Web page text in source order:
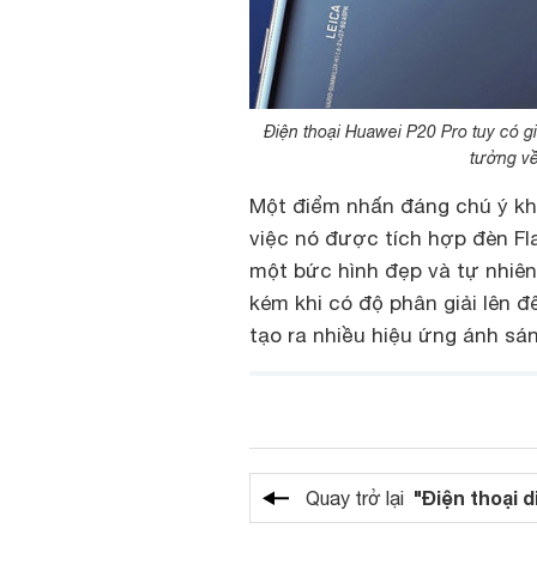
Điện thoại Huawei P20 Pro tuy có
tưởng
Một điểm nhấn đáng chú ý
việc nó được tích hợp đèn
một bức hình đẹp và tự
kém khi có độ phân giải lên
tạo ra nhiều hiệu ứng ánh
Quay trở lại "Điện thoại